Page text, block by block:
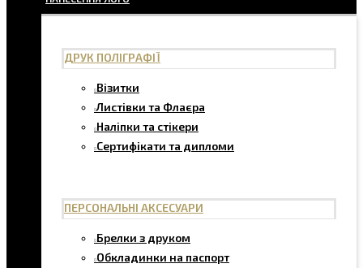
ДРУК ПОЛІГРАФІЇ
Візитки
Листівки та Флаєра
Наліпки та стікери
Сертифікати та дипломи
ПЕРСОНАЛЬНІ АКСЕСУАРИ
Брелки з друком
Обкладинки на паспорт